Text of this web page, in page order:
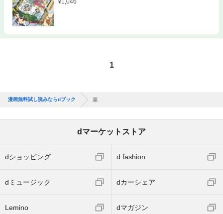
1
漫画無料試し読みならdブック 菜
dマーケットストア
dショッピング d fashion
dミュージック dカーシェア
Lemino dマガジン